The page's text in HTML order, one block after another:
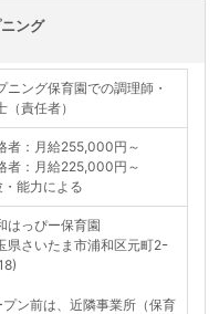
ング
ニング保育園での調理師・
（責任者）
者：月給255,000円～
者：月給225,000円～
能力による
はっぴー保育園
県さいたま市浦和区元町2ｰ
ン前は、近隣事業所（保育